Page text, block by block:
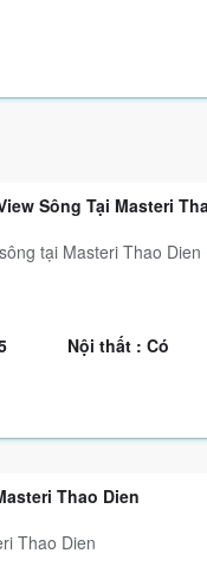
Sông Tại Masteri
tại Masteri Thao Dien
Nội thất : Có
Thao Dien
Thao Dien